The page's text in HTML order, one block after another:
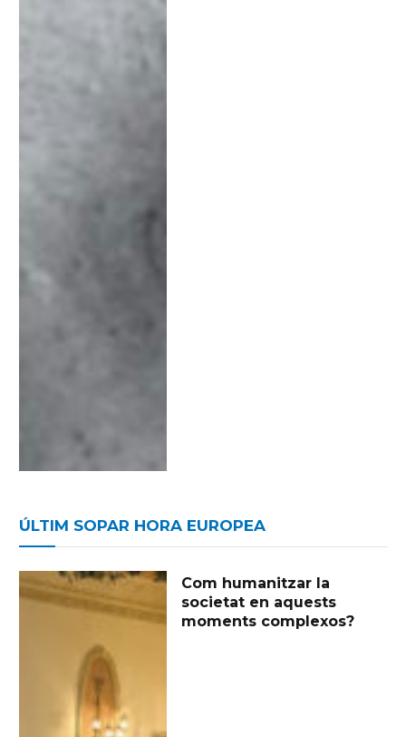
ÚLTIM SOPAR HORA EUROPEA
Com humanitzar la
societat en aquests
moments complexos?